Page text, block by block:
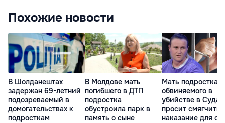
Похожие новости
В Шолданештах
задержан 69-летний
подозреваемый в
домогательствах к
подросткам
В Молдове мать
погибшего в ДТП
подростка
обустроила парк в
память о сыне
Мать подростка,
обвиняемого в
убийстве в
просит смягчить
наказание для